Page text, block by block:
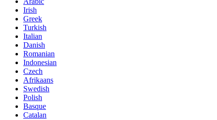
Irish
Greek
Turkish
Italian
Danish
Romanian
Indonesian
Czech
Afrikaans
Swedish
Polish
Basque
Catalan